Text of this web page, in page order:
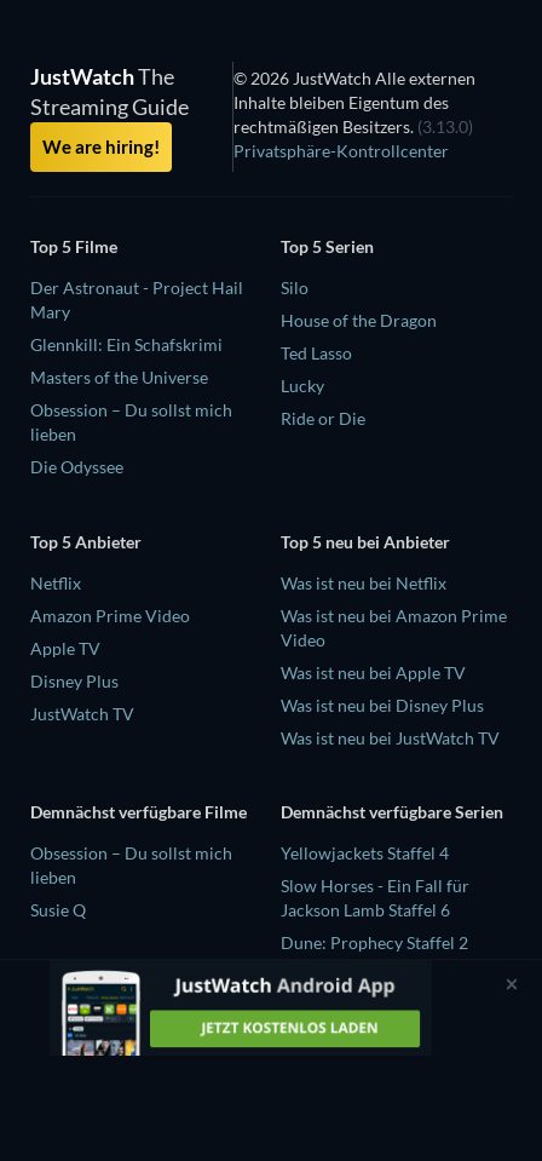
JustWatchThe
Streaming Guide
We are hiring!
© 2026 JustWatch Alle externen
Inhalte bleiben Eigentum des
rechtmäßigen Besitzers. (3.13.0)
Privatsphäre-Kontrollcenter
Top 5 Filme
Der Astronaut - Project Hail
Mary
Glennkill: Ein Schafskrimi
Masters of the Universe
Obsession – Du sollst mich
lieben
Die Odyssee
Top 5 Serien
Silo
House of the Dragon
Ted Lasso
Lucky
Ride or Die
Top 5 Anbieter
Netflix
Amazon Prime Video
Apple TV
Disney Plus
JustWatch TV
Top 5 neu bei Anbieter
Was ist neu bei Netflix
Was ist neu bei Amazon Prime
Video
Was ist neu bei Apple TV
Was ist neu bei Disney Plus
Was ist neu bei JustWatch TV
Demnächst verfügbare Filme
Obsession – Du sollst mich
lieben
Susie Q
Demnächst verfügbare Serien
Yellowjackets Staffel 4
Slow Horses - Ein Fall für
Jackson Lamb Staffel 6
Dune: Prophecy Staffel 2
The Gentlemen Staffel 2
Love Is Blind: UK Staffel 3